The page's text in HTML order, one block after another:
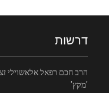
דרשות
הרב חכם רפאל אלאשוילי
'מקץ'